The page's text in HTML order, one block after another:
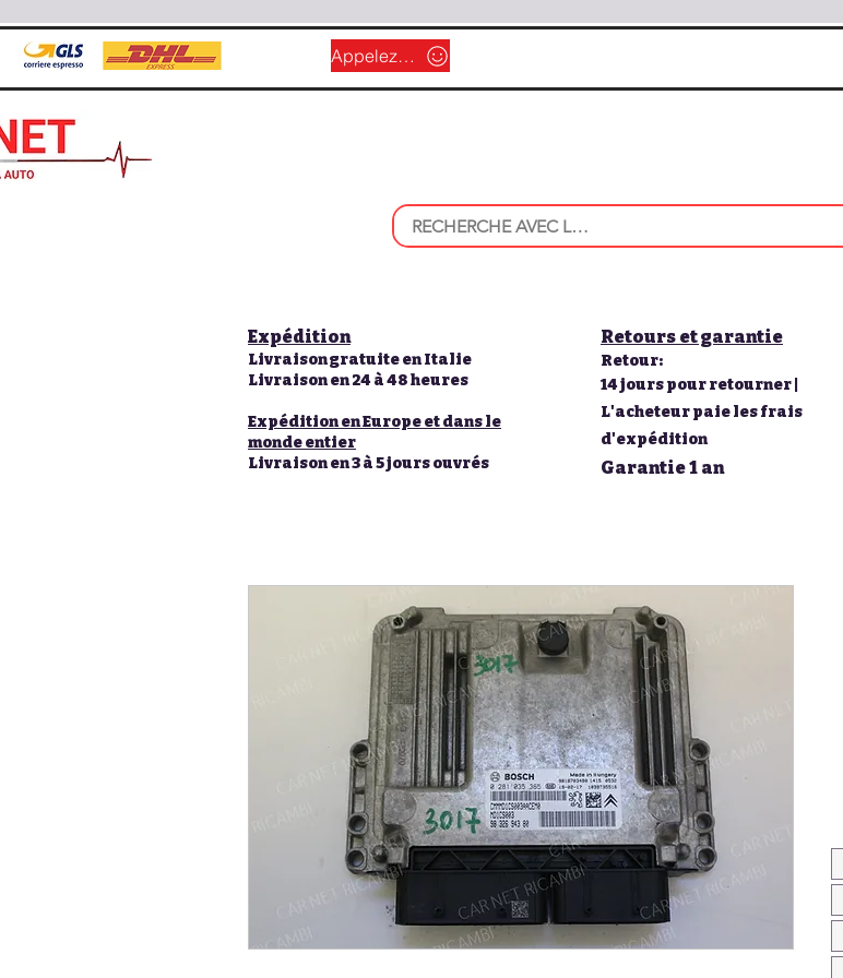
Appelez-nous
Expédition
Livraison gratuite en Italie
Livraison en 24 à 48 heures
Expédition en Europe et dans le
monde entier
Livraison en 3 à 5 jours ouvrés
Retours et garantie
Retour:
14 jours pour retourner |
L'acheteur paie les frais
d'expédition
Garantie 1 an